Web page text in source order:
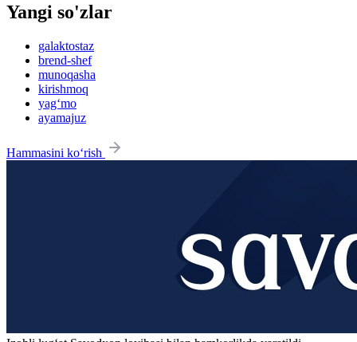
Yangi so'zlar
galaktostaz
brend-shef
munoqasha
kirishmoq
yag‘mo
ayamajuz
Hammasini ko‘rish